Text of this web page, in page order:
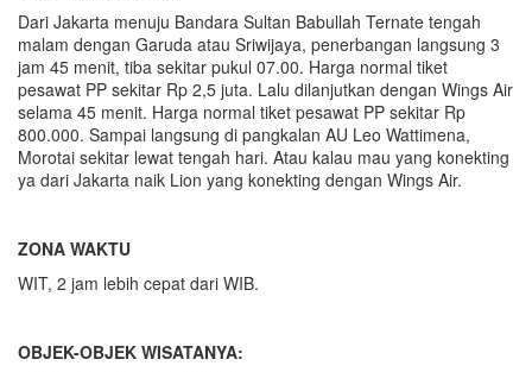
Dari Jakarta menuju Bandara Sultan Babullah Ternate tengah
malam dengan Garuda atau Sriwijaya, penerbangan langsung 3
jam 45 menit, tiba sekitar pukul 07.00. Harga normal tiket
pesawat PP sekitar Rp 2,5 juta. Lalu dilanjutkan dengan Wings Air
selama 45 menit. Harga normal tiket pesawat PP sekitar Rp
800.000. Sampai langsung di pangkalan AU Leo Wattimena,
Morotai sekitar lewat tengah hari. Atau kalau mau yang konekting
ya dari Jakarta naik Lion yang konekting dengan Wings Air.
ZONA WAKTU
WIT, 2 jam lebih cepat dari WIB.
OBJEK-OBJEK WISATANYA: